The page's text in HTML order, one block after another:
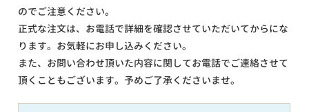
のでご注意ください。
正式な注文は、お電話で詳細を確認させていただいてからにな
ります。お気軽にお申し込みください。
また、お問い合わせ頂いた内容に関してお電話でご連絡させて
頂くこともございます。予めご了承くださいませ。